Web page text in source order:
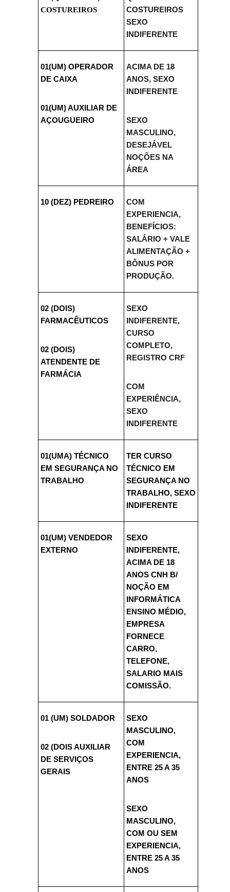
COSTUREIROS
COSTUREIROS
SEXO
INDIFERENTE
01(UM) OPERADOR
DE CAIXA
01(UM) AUXILIAR DE
AÇOUGUEIRO
ACIMA DE 18
ANOS, SEXO
INDIFERENTE
SEXO
MASCULINO,
DESEJÁVEL
NOÇÕES NA
ÁREA
10 (DEZ) PEDREIRO
COM
EXPERIENCIA,
BENEFÍCIOS:
SALÁRIO + VALE
ALIMENTAÇÃO +
BÔNUS POR
PRODUÇÃO.
02 (DOIS)
FARMACÊUTICOS
02 (DOIS)
ATENDENTE DE
FARMÁCIA
SEXO
INDIFERENTE,
CURSO
COMPLETO,
REGISTRO CRF
COM
EXPERIÊNCIA,
SEXO
INDIFERENTE
01(UMA) TÉCNICO
EM SEGURANÇA NO
TRABALHO
TER CURSO
TÉCNICO EM
SEGURANÇA NO
TRABALHO, SEXO
INDIFERENTE
01(UM) VENDEDOR
EXTERNO
SEXO
INDIFERENTE,
ACIMA DE 18
ANOS CNH B/
NOÇÃO EM
INFORMÁTICA
ENSINO MÉDIO,
EMPRESA
FORNECE
CARRO,
TELEFONE,
SALARIO MAIS
COMISSÃO.
01 (UM) SOLDADOR
02 (DOIS AUXILIAR
DE SERVIÇOS
GERAIS
SEXO
MASCULINO,
COM
EXPERIENCIA,
ENTRE 25 A 35
ANOS
SEXO
MASCULINO,
COM OU SEM
EXPERIENCIA,
ENTRE 25 A 35
ANOS